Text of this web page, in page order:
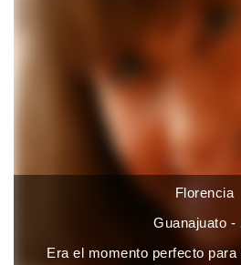
Florencia
Guanajuato -
Era el momento perfecto